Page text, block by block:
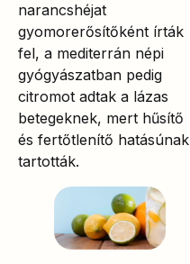
narancshéjat
gyomorerősítőként írták
fel, a mediterrán népi
gyógyászatban pedig
citromot adtak a lázas
betegeknek, mert hűsítő
és fertőtlenítő hatásúnak
tartották.